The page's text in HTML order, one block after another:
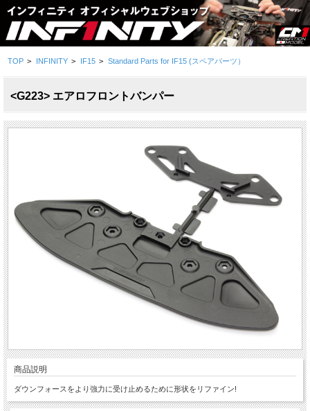
TOP > INFINITY > IF15 > Standard Parts for IF15 (スペアパーツ）
<G223> エアロフロントバンパー
商品説明
ダウンフォースをより強力に受け止めるために形状をリファイン!